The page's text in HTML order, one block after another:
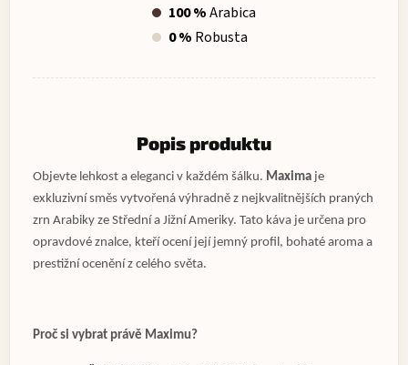
Popis produktu
Objevte lehkost a eleganci v každém šálku. Maxima je
exkluzivní směs vytvořená výhradně z nejkvalitnějších praných
zrn Arabiky ze Střední a Jižní Ameriky. Tato káva je určena pro
opravdové znalce, kteří ocení její jemný profil, bohaté aroma a
prestižní ocenění z celého světa.
Proč si vybrat právě Maximu?
100 %Arabica
0 % Robusta